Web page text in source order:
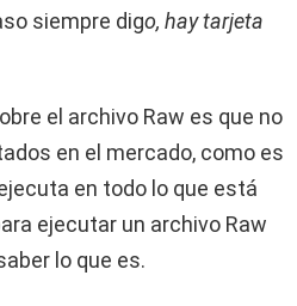
siempre digo, hay tarjeta
el archivo Raw es que no
en el mercado, como es
en todo lo que está
ejecutar un archivo Raw
lo que es.